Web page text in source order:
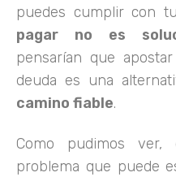
puedes cumplir con
pagar no es
pensarían que
deuda es una
camino fiable.
Como pudimos
problema que puede